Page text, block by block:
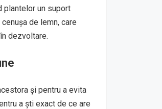
plantelor un suport
de lemn, care
dezvoltare.
și pentru a evita
a ști exact de ce are